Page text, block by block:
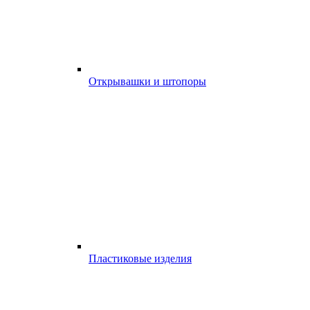
Открывашки и штопоры
Пластиковые изделия